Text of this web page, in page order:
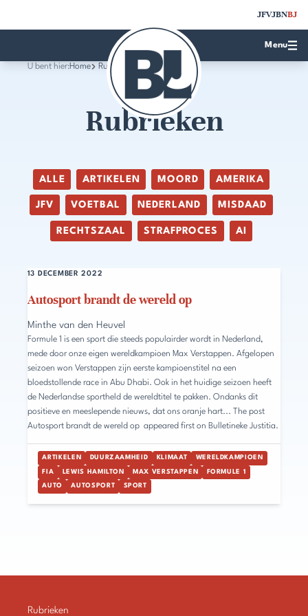
JFVJBNBJ
Menu
U bent hier:Home Rubrieken
Rubrieken
ALLE ARTIKELEN MOORD AMERIKA
JFV VOETBAL NEDERLAND MISDAAD
RECHTSZAAL STRAFPROCES AI
Autosport brandt de wereld op
13 DECEMBER 2022
Minthe van den Heuvel
Formule 1 is een sport die steeds populairder wordt in Nederland,
mede door onze eigen wereldkampioen Max Verstappen. Afgelopen
seizoen won Verstappen zijn eerste kampioenstitel na een
bloedstollende race in Abu Dhabi. Ook in het huidige seizoen heeft
de Nederlandse sportheld de wereldtitel te pakken. Ondanks dit
positieve en meeslepende nieuws, dat ons oranje hart... The post
Autosport brandt de wereld op appeared first on Bulletineke Justitia.
ARTIKELEN DUURZAAMHEID KLIMAAT WERELDKAMPIOEN
FIA LEWIS HAMILTON MAX VERSTAPPEN FORMULE 1
AUTO AUTOSPORT SPORT
Rubrieken